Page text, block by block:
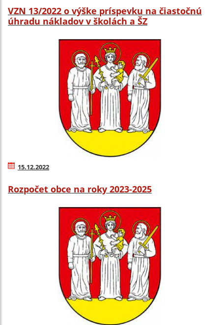
VZN 13/2022 o výške príspevku na čiastočnú
úhradu nákladov v školách a ŠZ
15.12.2022
Rozpočet obce na roky 2023-2025